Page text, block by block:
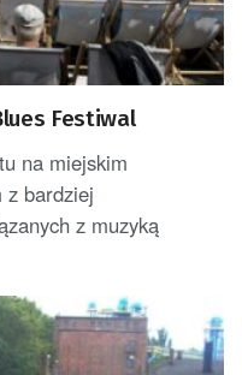
Festiwal
na miejskim
z bardziej
z muzyką